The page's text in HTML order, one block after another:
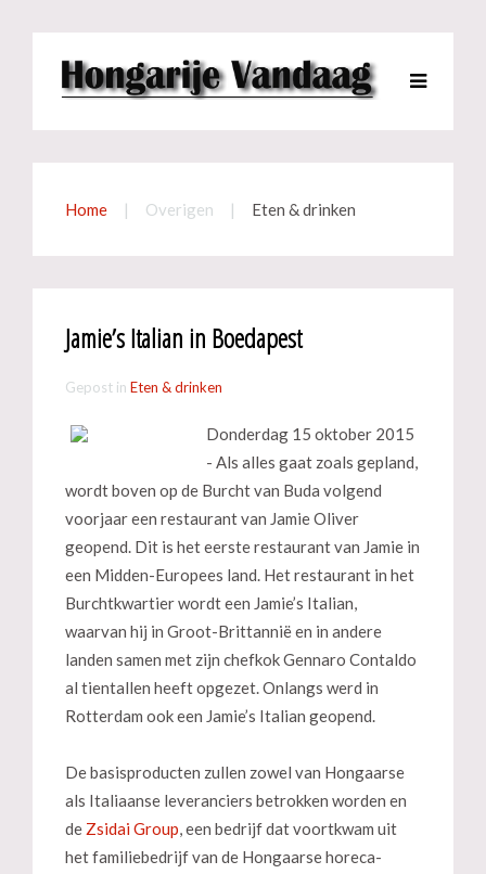
Home Overigen Eten & drinken
Jamie’s Italian in Boedapest
Gepost in Eten & drinken
Donderdag 15 oktober 2015
- Als alles gaat zoals gepland,
wordt boven op de Burcht van Buda volgend
voorjaar een restaurant van Jamie Oliver
geopend. Dit is het eerste restaurant van Jamie in
een Midden-Europees land. Het restaurant in het
Burchtkwartier wordt een Jamie’s Italian,
waarvan hij in Groot-Brittannië en in andere
landen samen met zijn chefkok Gennaro Contaldo
al tientallen heeft opgezet. Onlangs werd in
Rotterdam ook een Jamie’s Italian geopend.
De basisproducten zullen zowel van Hongaarse
als Italiaanse leveranciers betrokken worden en
de Zsidai Group, een bedrijf dat voortkwam uit
het familiebedrijf van de Hongaarse horeca-